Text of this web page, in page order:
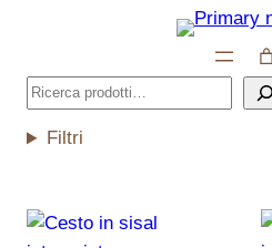
contenuto
Cerca
Filtri